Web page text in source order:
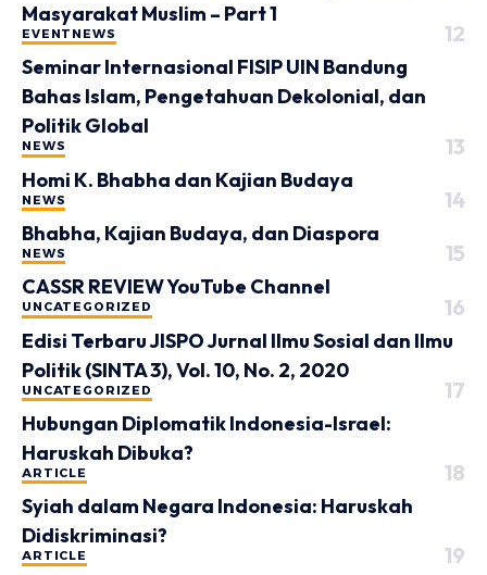
Masyarakat Muslim – Part 1
EVENT NEWS
Seminar Internasional FISIP UIN Bandung
Bahas Islam, Pengetahuan Dekolonial, dan
Politik Global
NEWS
Homi K. Bhabha dan Kajian Budaya
NEWS
Bhabha, Kajian Budaya, dan Diaspora
NEWS
CASSR REVIEW YouTube Channel
UNCATEGORIZED
Edisi Terbaru JISPO Jurnal Ilmu Sosial dan Ilmu
Politik (SINTA 3), Vol. 10, No. 2, 2020
UNCATEGORIZED
Hubungan Diplomatik Indonesia-Israel:
Haruskah Dibuka?
ARTICLE
Syiah dalam Negara Indonesia: Haruskah
Didiskriminasi?
ARTICLE